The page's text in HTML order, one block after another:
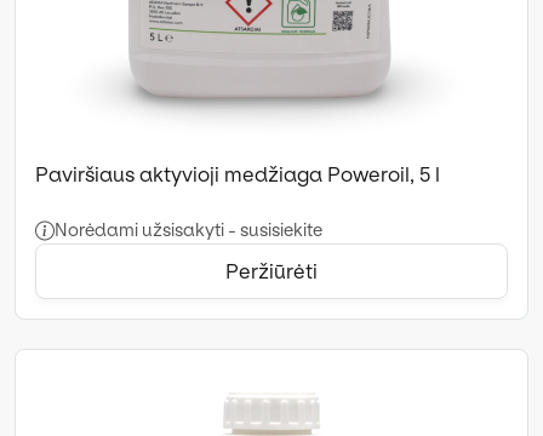
Paviršiaus aktyvioji medžiaga Poweroil, 5 l
Norėdami užsisakyti - susisiekite
Peržiūrėti